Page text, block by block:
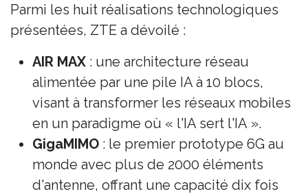
Parmi les huit réalisations technologiques
présentées, ZTE a dévoilé :
AIR MAX : une architecture réseau
alimentée par une pile IA à 10 blocs,
visant à transformer les réseaux mobiles
en un paradigme où « l'IA sert l'IA ».
GigaMIMO : le premier prototype 6G au
monde avec plus de 2000 éléments
d'antenne, offrant une capacité dix fois